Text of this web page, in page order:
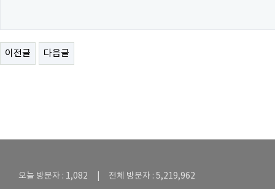
이전글 다음글
오늘 방문자 : 1,082 | 전체 방문자 : 5,219,962